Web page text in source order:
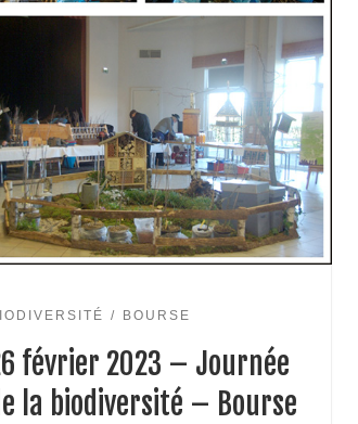
BOURSE
février 2023 – Journée
la biodiversité – Bourse